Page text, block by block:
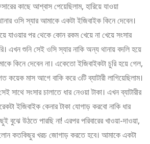
কাছে আশ্বাস পেয়েছিলাম, হারিয়ে যাওয়া
ওসি স্যার আমাকে একটা ইজিবাইক কিনে দেবেন।
যাওয়ার পর থেকে কোন রকম খেয়ে না খেয়ে সংসার
এখন শুনি সেই ওসি স্যার নাকি অন্য থানায় বদলি হয়ে
কিনে দেবেন না। একেতো ইজিবাইকটা চুরি হয়ে গেল,
মাস আগে বাকি করে ৩টি ব্যাটারী লাগিয়েছিলাম।
সাথে সংসার চালাতে ধার নেওয়া টাকা। এখন ব্যাটারীর
ইজিবাইক কেনার টাকা যোগাড় করবো নাকি ধার
বুঝে উঠতে পারছি না! এরপর পরিবারের খাওয়া-দাওয়া,
কতকিছুর খরচ জোগাড় করতে হবে। আমাকে একটা